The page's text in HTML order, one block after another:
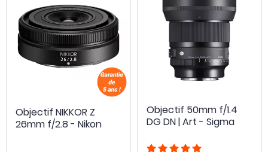
Objectif NIKKOR Z
26mm f/2.8 - Nikon
Objectif 50mm f/1.4
DG DN | Art - Sigma